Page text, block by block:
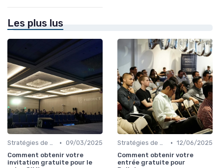
Les plus lus
Stratégies de Promotion Pré-Événement • 09/03/2025
Comment obtenir votre
invitation gratuite pour le
Stratégies de Promotion Pré-Événement • 12/06/2025
Comment obtenir votre
entrée gratuite pour